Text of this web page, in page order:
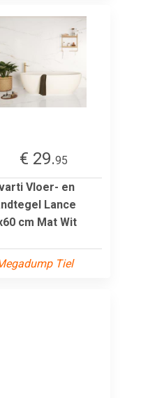
€ 29.95
Vloer- en
Lance
cm Mat Wit
Tiel